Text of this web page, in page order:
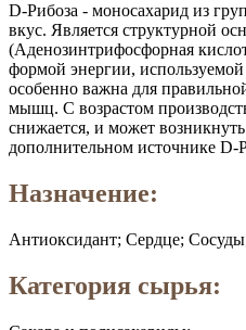
D-Рибоза - моносахарид из
вкус. Является структурной
(Аденозинтрифосфорная
формой энергии,
особенно важна для
мышц. С возрастом
снижается, и может
дополнительном источнике D-
Назначение:
Антиоксидант; Сердце;
Категория сырья: